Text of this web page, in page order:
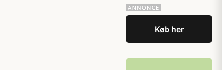
Køb her